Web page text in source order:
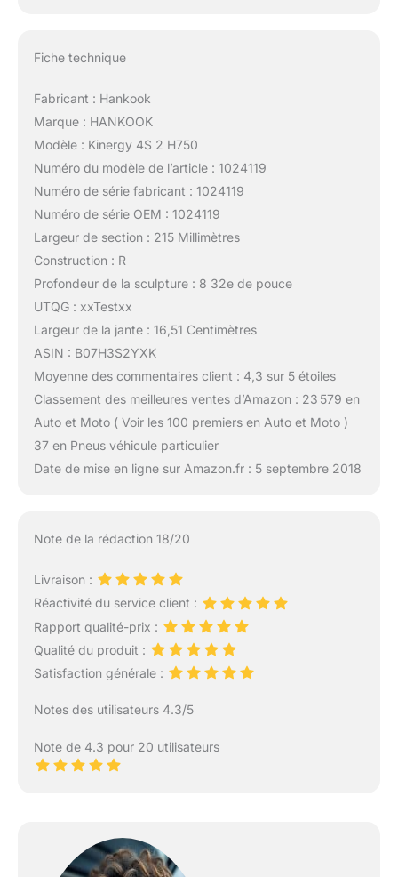
Fiche technique
Fabricant : Hankook
Marque : HANKOOK
Modèle : Kinergy 4S 2 H750
Numéro du modèle de l’article : 1024119
Numéro de série fabricant : 1024119
Numéro de série OEM : 1024119
Largeur de section : 215 Millimètres
Construction : R
Profondeur de la sculpture : 8 32e de pouce
UTQG : xxTestxx
Largeur de la jante : 16,51 Centimètres
ASIN : B07H3S2YXK
Moyenne des commentaires client : 4,3 sur 5 étoiles
Classement des meilleures ventes d’Amazon : 23 579 en
Auto et Moto ( Voir les 100 premiers en Auto et Moto )
37 en Pneus véhicule particulier
Date de mise en ligne sur Amazon.fr : 5 septembre 2018
Note de la rédaction 18/20
Livraison :
Réactivité du service client :
Rapport qualité-prix :
Qualité du produit :
Satisfaction générale :
Notes des utilisateurs 4.3/5
Note de 4.3 pour 20 utilisateurs